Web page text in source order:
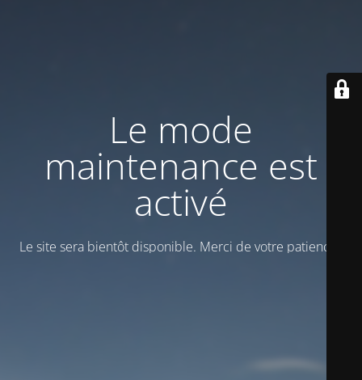
Le mode
maintenance est
activé
Le site sera bientôt disponible. Merci de votre patience !